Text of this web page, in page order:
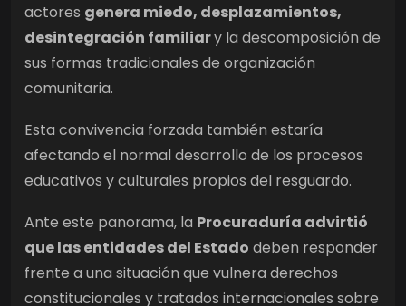
actores genera miedo, desplazamientos,
desintegración familiary la descomposición de
sus formas tradicionales de organización
comunitaria.
Esta convivencia forzada también estaría
afectando el normal desarrollo de los procesos
educativos y culturales propios del resguardo.
Ante este panorama, la Procuraduría advirtió
que las entidades del Estado deben responder
frente a una situación que vulnera derechos
constitucionales y tratados internacionales sobre